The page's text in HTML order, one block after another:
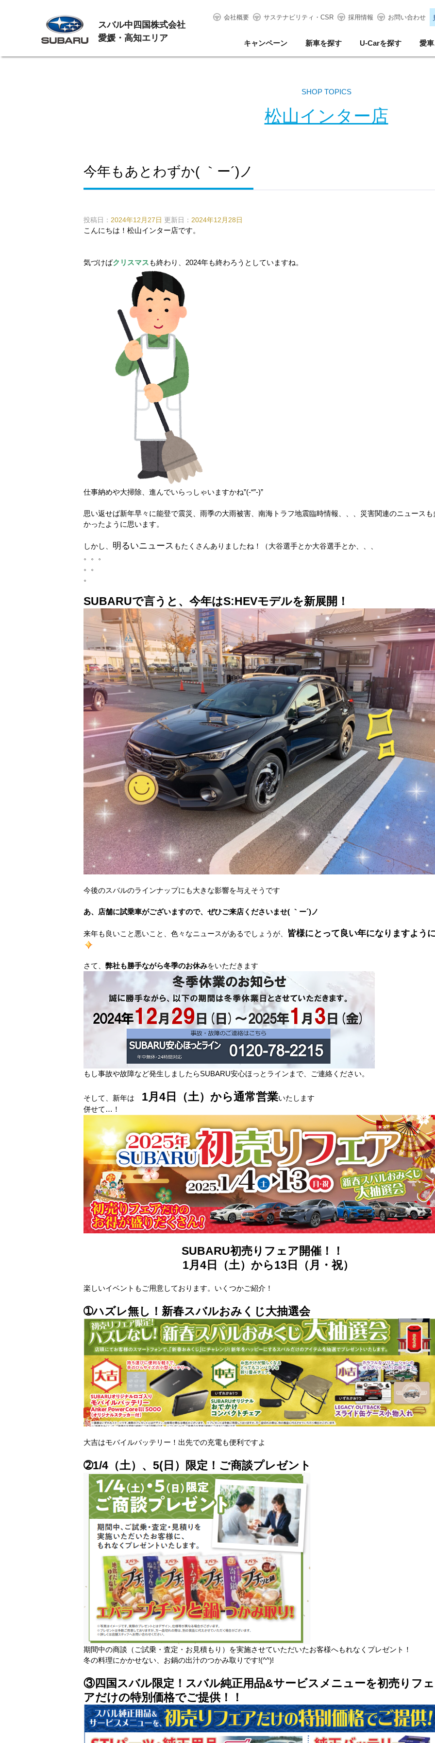
スバル中四国株式会社
愛媛・高知エリア
会社概要 サステナビリティ・CSR 採用情報 お問い合わせ
キャンペーン 新車を探す U-Carを探す 愛
SHOP TOPICS
松山インター店
今年もあとわずか( ｀ー´)ノ
投稿日： 2024年12月27日 更新日： 2024年12月28日
こんにちは！松山インター店です。
気づけばクリスマスも終わり、2024年も終わろうとしていますね。
仕事納めや大掃除、進んでいらっしゃいますかね”(-“”-)”
思い返せば新年早々に能登で震災、雨季の大雨被害、南海トラフ地震臨時情報、、、災害関連のニュースも
かったように思います。
しかし、 明るいニュース もたくさんありましたね！（大谷選手とか大谷選手とか、、、
。。。
。。
。
SUBARUで言うと、今年はS:HEVモデルを新展開！
今後のスバルのラインナップにも大きな影響を与えそうです
あ、店舗に試乗車がございますので、ぜひご来店くださいませ( ｀ー´)ノ
来年も良いこと悪いこと、色々なニュースがあるでしょうが、 皆様にとって良い年になりますよう
さて、 弊社も勝手ながら冬季のお休みをいただきます
もし事故や故障など発生しましたらSUBARU安心ほっとラインまで、ご連絡ください。
そして、新年は 1月4日（土）から通常営業いたします
併せて…！
SUBARU初売りフェア開催！！
1月4日（土）から13日（月・祝）
楽しいイベントもご用意しております。いくつかご紹介！
➀ハズレ無し！新春スバルおみくじ大抽選会
大吉はモバイルバッテリー！出先での充電も便利ですよ
➁1/4（土）、5(日）限定！ご商談プレゼント
期間中の商談（ご試乗・査定・お見積もり）を実施させていただいたお客様へもれなくプレゼント！
冬の料理にかかせない、お鍋の出汁のつかみ取りです!(^^)!
③四国スバル限定！スバル純正用品&サービスメニューを初売りフェ
アだけの特別価格でご提供！！